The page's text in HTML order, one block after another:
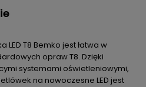
LED T8 Bemko jest łatwa w
opraw T8. Dzięki
systemami oświetleniowymi,
na nowoczesne LED jest